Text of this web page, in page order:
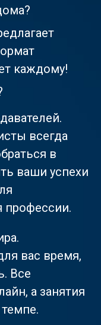
каждому!
всегда
в
ваши успехи
профессии.
вас время,
Все
а занятия